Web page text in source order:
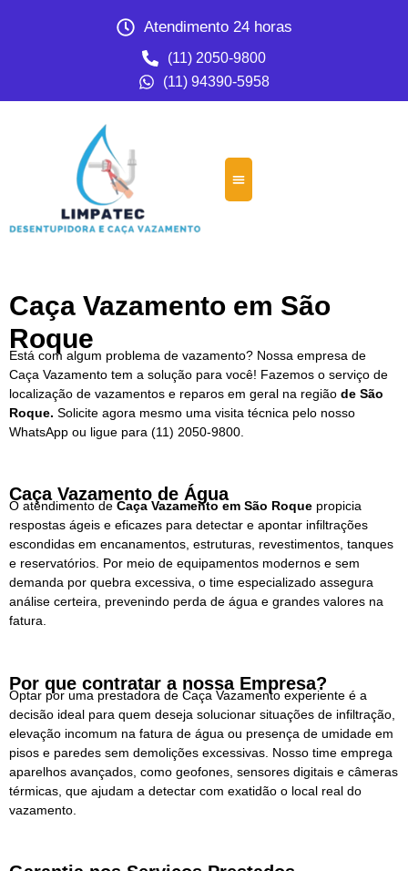
Atendimento 24 horas
(11) 2050-9800
(11) 94390-5958
Caça Vazamento em São
Roque
Está com algum problema de vazamento? Nossa empresa de
Caça Vazamento tem a solução para você! Fazemos o serviço de
localização de vazamentos e reparos em geral na região de São
Roque. Solicite agora mesmo uma visita técnica pelo nosso
WhatsApp ou ligue para (11) 2050-9800.
Caça Vazamento de Água
O atendimento de Caça Vazamento em São Roque propicia
respostas ágeis e eficazes para detectar e apontar infiltrações
escondidas em encanamentos, estruturas, revestimentos, tanques
e reservatórios. Por meio de equipamentos modernos e sem
demanda por quebra excessiva, o time especializado assegura
análise certeira, prevenindo perda de água e grandes valores na
fatura.
Por que contratar a nossa Empresa?
Optar por uma prestadora de Caça Vazamento experiente é a
decisão ideal para quem deseja solucionar situações de infiltração,
elevação incomum na fatura de água ou presença de umidade em
pisos e paredes sem demolições excessivas. Nosso time emprega
aparelhos avançados, como geofones, sensores digitais e câmeras
térmicas, que ajudam a detectar com exatidão o local real do
vazamento.